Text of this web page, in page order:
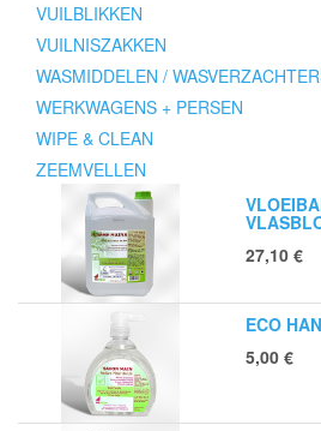
VUILBLIKKEN
VUILNISZAKKEN
WASMIDDELEN /
WERKWAGENS + PERSEN
WIPE & CLEAN
ZEEMVELLEN
27,10 €
ECO
5,00 €